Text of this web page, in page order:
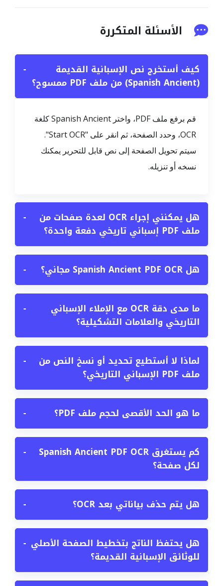
الأسئلة المتكررة
كيف أستخرج نص الإسبانية القديمة
(Spanish Ancient) من ملف PDF ممسوح؟
−
قم برفع ملف PDF، واختر Spanish Ancient كلغة
OCR، وحدد الصفحة، ثم انقر على "Start OCR".
سيتم تحويل الصفحة إلى نص قابل للتحرير يمكنك
نسخه أو تنزيله.
هل يمكنني إجراء OCR لعدة صفحات من
ملف PDF إسباني تاريخي دفعة واحدة؟
−
هل Spanish Ancient PDF OCR مجاني؟ −
ما مدى دقة OCR مع الإملاء الإسباني
التاريخي والعلامات التشكيلية؟
−
لماذا لا أستطيع تحديد أو نسخ النص من
ملف PDF الإسباني التاريخي؟
−
ما هو الحد الأقصى لحجم ملف PDF؟ −
كم يستغرق Spanish Ancient PDF OCR
لكل صفحة؟
−
هل يتم حذف بياناتي بعد OCR؟ −
هل يحتفظ الناتج بتخطيط الصفحة الأصلي
للوثائق الإسبانية القديمة؟
−